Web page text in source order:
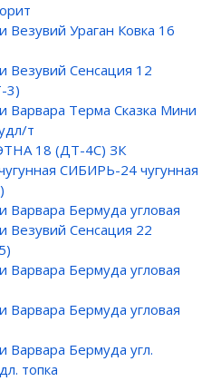
Везувий Ураган Ковка 16
Везувий Сенсация 12
3)
Варвара Терма Сказка Мини
т
18 (ДТ-4С) ЗК
CИБИРЬ-24 чугунная
Варвара Бермуда угловая
Везувий Сенсация 22
Варвара Бермуда угловая
Варвара Бермуда угловая
Варвара Бермуда угл.
топка